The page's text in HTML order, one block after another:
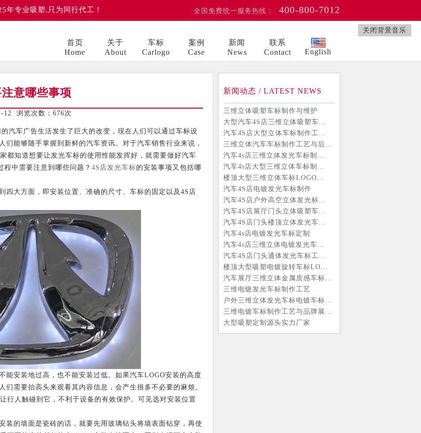
关闭背景音乐
专业吸塑,只为同行代工！ 全国免费统一服务热线： 400-800-7012
首页
Home
关于
About
车标
Carlogo
案例
Case
新闻
News
联系
Contact
English
意哪些事项
12 浏览次数： 676次
车广告生活发生了巨大的改变，现在人们可以通过车标设
们能够随手掌握到新鲜的汽车资讯。对于汽车销售行业来说，
都知道想要让发光车标的使用性能发挥好，就需要做好汽车
程中需要注意到哪些问题？ 4S店发光车标的安装事项又包括哪
大方面，即安装位置、准确的尺寸、车标的固定以及4S店
安装地过高，也不能安装过低。如果汽车LOGO安装的高度
需要抬高头来观看其内容信息，会产生很多不必要的麻烦。
行人触碰到它，不利于设备的有效保护。可见选对安装位置
的墙面是瓷砖的话，就要先用玻璃钻头将墙表面钻穿，再使
新闻动态 / LATEST NEWS
三维立体吸塑车标制作与维护
大型汽车4S店三维立体吸塑车...
汽车4S店大型立体车标制作工...
三维立体汽车车标制作工艺与后...
汽车4s店三维立体发光车标制...
汽车4s店大型三维立体车标制...
楼顶大型三维立体车标LOGO...
汽车4S店电镀发光车标制作
汽车4S店户外高空立体发光标...
汽车4S店展厅门头立体吸塑车...
汽车4S店门头楼顶立体发光车...
汽车4s店电镀发光车标定制
汽车4s店三维立体电镀发光车...
汽车4S店门头通体发光车标工...
楼顶大型吸塑电镀旋转车标LO...
汽车展厅三维立体金属质感车标...
三维电镀发光车标制作工艺
户外三维立体发光车标电镀车标...
三维电镀车标制作工艺与品牌展...
大型吸塑定制源头实力厂家